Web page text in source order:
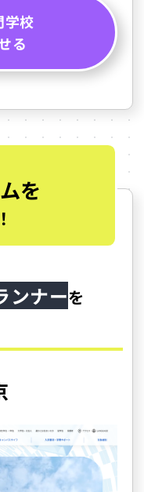
学校
る
を
ンナーを